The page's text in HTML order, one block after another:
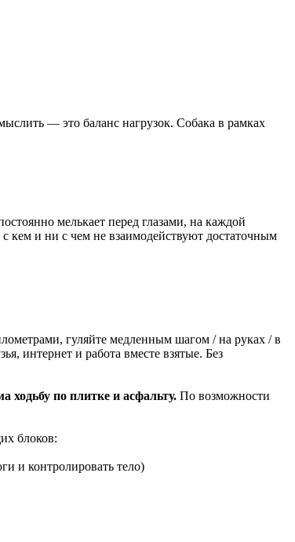
— это баланс нагрузок. Собака в рамках
мелькает перед глазами, на каждой
кем и ни с чем не взаимодействуют достаточным
гуляйте медленным шагом / на руках / в
интернет и работа вместе взятые. Без
ходьбу по плитке и асфальту. По возможности
блоков:
и контролировать тело)